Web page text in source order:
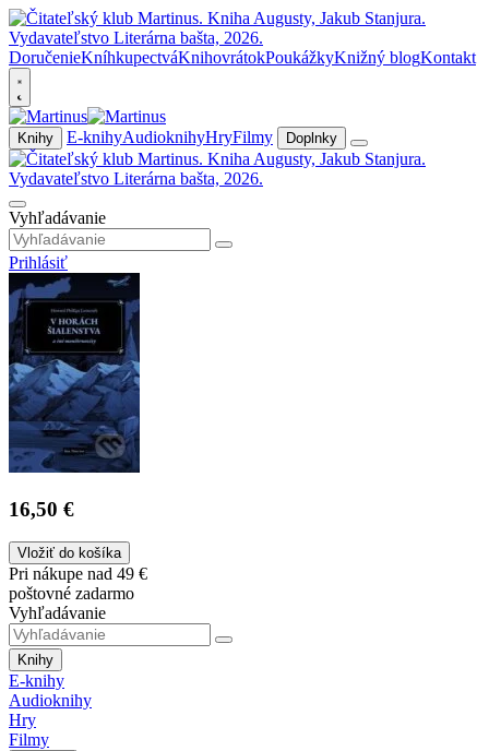
DoručenieKníhkupectváKnihovrátokPoukážkyKnižný blogKontakt
Knihy E-knihyAudioknihyHryFilmy Doplnky
Vyhľadávanie
Prihlásiť
16,50 €
Vložiť do košíka
Pri nákupe nad 49 €
poštovné zadarmo
Vyhľadávanie
Knihy
E-knihy
Audioknihy
Hry
Filmy